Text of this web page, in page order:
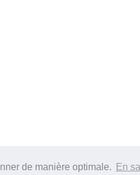
de manière optimale. En